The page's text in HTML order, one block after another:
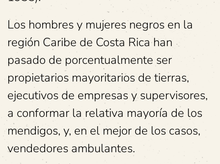
Los hombres y mujeres negros en la
región Caribe de Costa Rica han
pasado de porcentualmente ser
propietarios mayoritarios de tierras,
ejecutivos de empresas y supervisores,
a conformar la relativa mayoría de los
mendigos, y, en el mejor de los casos,
vendedores ambulantes.